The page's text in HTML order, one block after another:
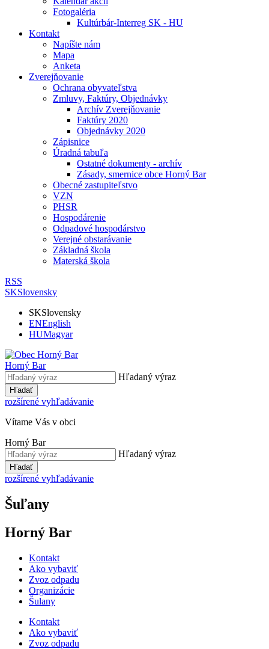
Fotogaléria
Kultúrbár-Interreg SK - HU
Kontakt
Napíšte nám
Mapa
Anketa
Zverejňovanie
Ochrana obyvateľstva
Zmluvy, Faktúry, Objednávky
Archív Zverejňovanie
Faktúry 2020
Objednávky 2020
Zápisnice
Úradná tabuľa
Ostatné dokumenty - archív
Zásady, smernice obce Horný Bar
Obecné zastupiteľstvo
VZN
PHSR
Hospodárenie
Odpadové hospodárstvo
Verejné obstarávanie
Základná škola
Materská škola
RSS
SKSlovensky
SKSlovensky
ENEnglish
HUMagyar
Horný Bar
Hľadaný výraz
Hľadať
rozšírené vyhľadávanie
Vítame Vás v obci
Horný Bar
Hľadaný výraz
Hľadať
rozšírené vyhľadávanie
Šuľany
Horný Bar
Kontakt
Ako vybaviť
Zvoz odpadu
Organizácie
Šulany
Kontakt
Ako vybaviť
Zvoz odpadu